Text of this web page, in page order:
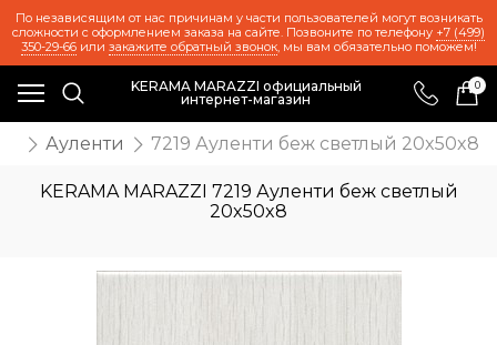
По независящим от нас причинам у части пользователей могут возникать
сложности с оформлением заказа на сайте. Позвоните по телефону +7 (499)
350-29-66или закажите обратный звонок, мы вам обязательно поможем!
KERAMA MARAZZI официальный
интернет-магазин
0
Ауленти 7219 Ауленти беж светлый 20x50x8
KERAMA MARAZZI 7219 Ауленти беж светлый
20x50x8